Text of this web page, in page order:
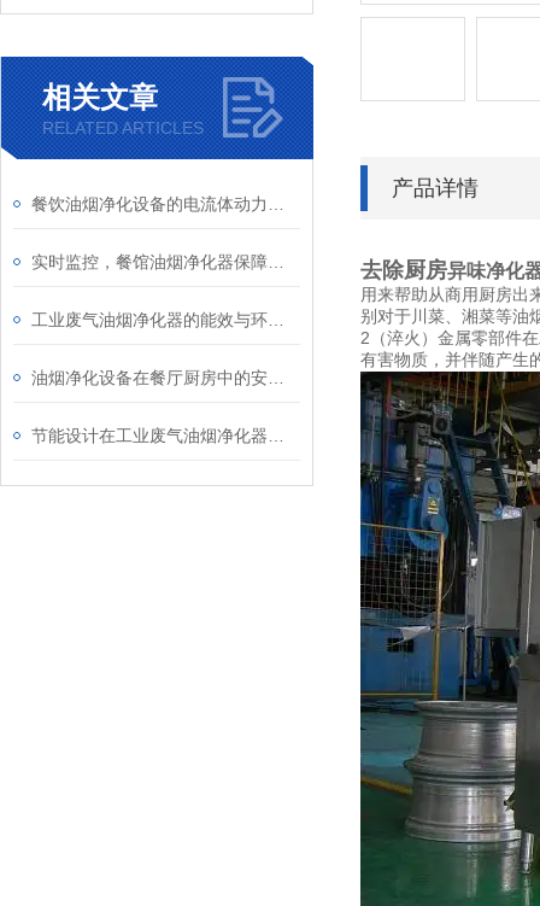
相关文章
RELATED ARTICLES
产品详情
去除厨房异味净化
用来帮助从商用厨房出
别对于川菜、湘菜等油
2（淬火）金属零部件
有害物质，并伴随产生